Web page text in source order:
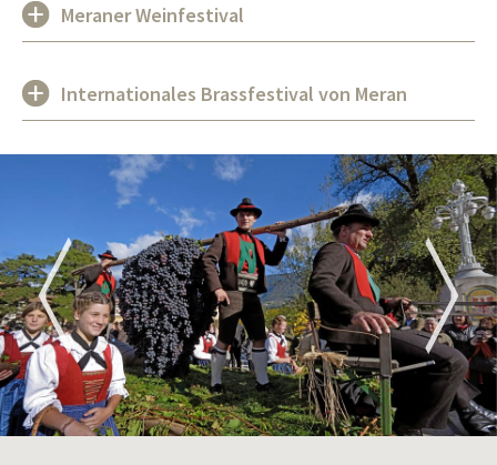
Meraner Weinfestival
Internationales Brassfestival von Meran